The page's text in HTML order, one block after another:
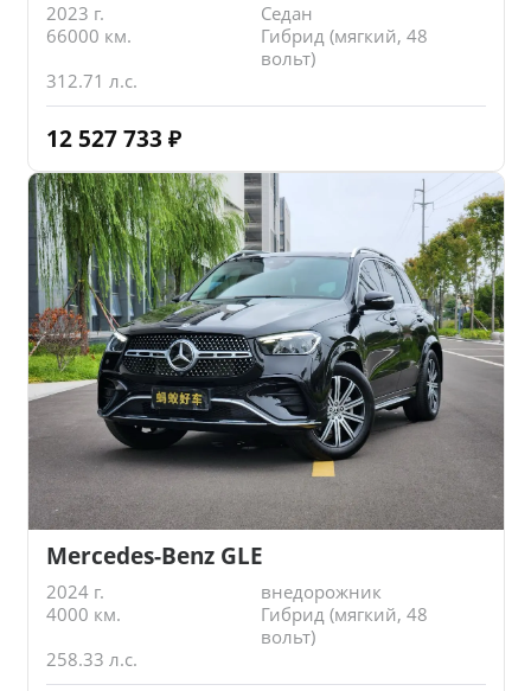
2023 г.
Седан
66000 км.
Гибрид (мягкий, 48
вольт)
312.71 л.с.
12 527 733 ₽
Mercedes-Benz GLE
2024 г.
внедорожник
4000 км.
Гибрид (мягкий, 48
вольт)
258.33 л.с.